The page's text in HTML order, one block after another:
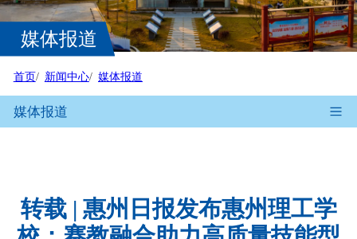
媒体报道
首页 新闻中心 媒体报道
媒体报道
转载 | 惠州日报发布惠州理工学